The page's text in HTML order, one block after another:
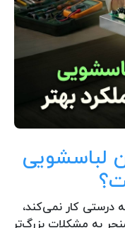
لباسشویی
درستی کار نمی‌کند،
به مشکلات بزرگ‌تر